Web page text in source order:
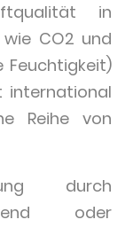
in
CO2 und
Feuchtigkeit)
international
Reihe von
durch
oder